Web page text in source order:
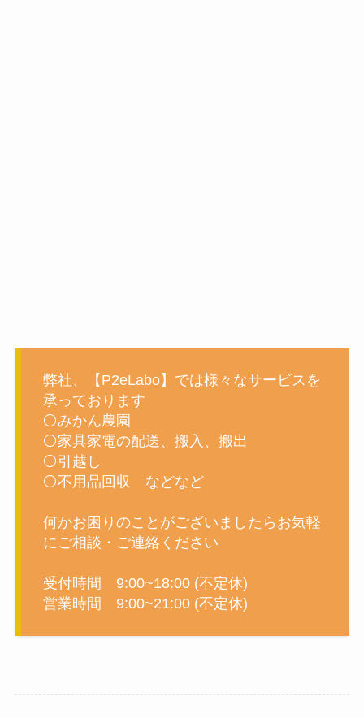
弊社、【P2eLabo】では様々なサービスを
承っております
⚪みかん農園
⚪家具家電の配送、搬入、搬出
⚪引越し
⚪不用品回収 などなど
何かお困りのことがございましたらお気軽
にご相談・ご連絡ください
受付時間 9:00~18:00 (不定休)
営業時間 9:00~21:00 (不定休)